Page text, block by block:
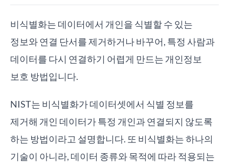
비식별화는 데이터에서 개인을 식별할 수 있는
정보와 연결 단서를 제거하거나 바꾸어, 특정 사람과
데이터를 다시 연결하기 어렵게 만드는 개인정보
보호 방법입니다.
NIST는 비식별화가 데이터셋에서 식별 정보를
제거해 개인 데이터가 특정 개인과 연결되지 않도록
하는 방법이라고 설명합니다. 또 비식별화는 하나의
기술이 아니라, 데이터 종류와 목적에 따라 적용되는